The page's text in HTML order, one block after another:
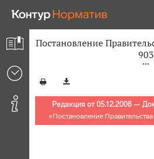
Постановление
903
Редакция от 05.12.2008 —
«Постановление